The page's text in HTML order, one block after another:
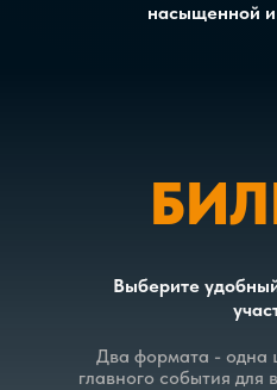
насыщенной и
Выберите
Два формата - одна
главного события для